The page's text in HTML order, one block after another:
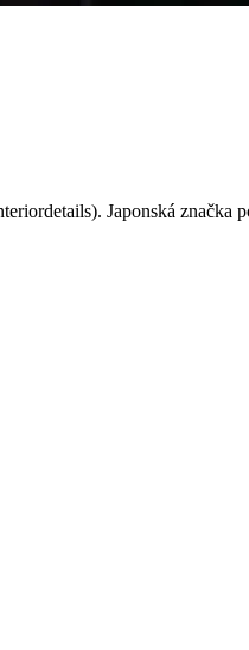
Japonská